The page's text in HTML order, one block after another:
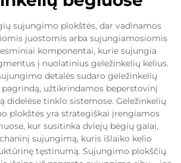
sujungimo plokštės, dar vadinamos
juostomis arba sujungiamosiomis
komponentai, kurie sujungia
į nuolatinius geležinkelių kelius.
detalės sudaro geležinkelių
užtikrindamos beperstovinį
didelėse tinklo sistemose. Geležinkelių
plokštės yra strategiškai įrengiamos
kur susitinka dviejų bėgių galai,
sujungimą, kuris išlaiko kelio
tęstinumą. Sujungimo plokščių